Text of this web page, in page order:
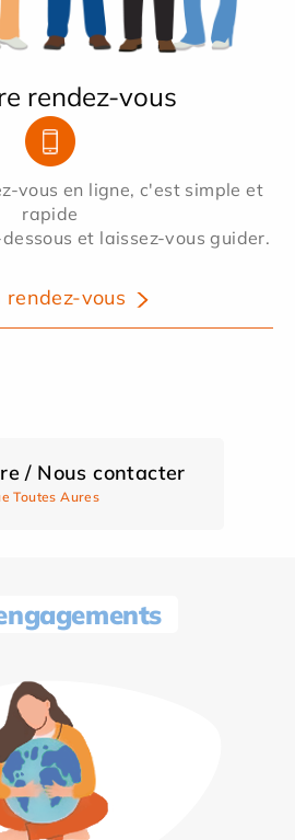
rendez-vous
vous en ligne, c'est simple et
rapide
et laissez-vous guider.
rendez-vous
/ Nous contacter
Toutes Aures